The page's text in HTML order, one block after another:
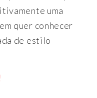
uma
quer conhecer
de estilo